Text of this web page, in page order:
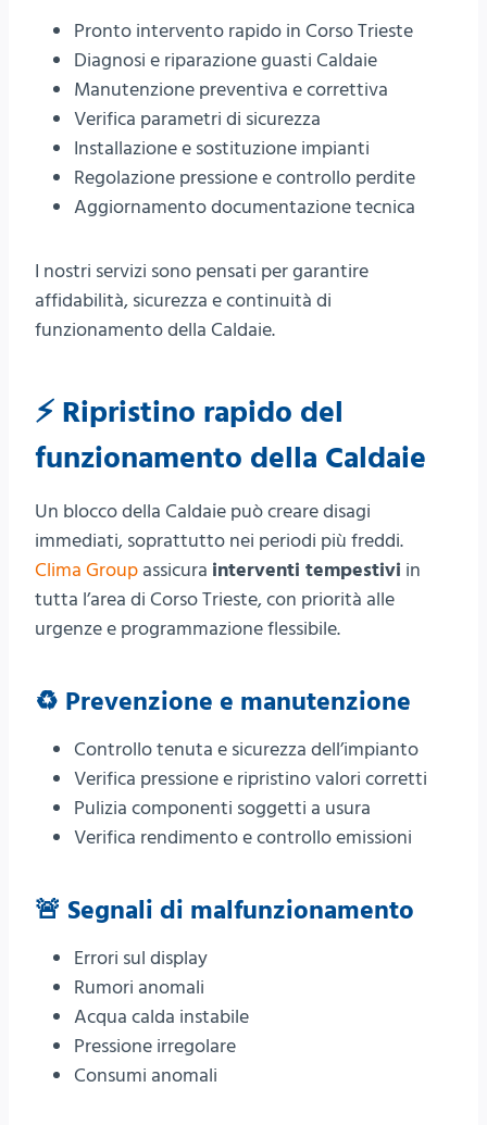
Pronto intervento rapido in Corso Trieste
Diagnosi e riparazione guasti Caldaie
Manutenzione preventiva e correttiva
Verifica parametri di sicurezza
Installazione e sostituzione impianti
Regolazione pressione e controllo perdite
Aggiornamento documentazione tecnica
I nostri servizi sono pensati per garantire
affidabilità, sicurezza e continuità di
funzionamento della Caldaie.
⚡ Ripristino rapido del
funzionamento della Caldaie
Un blocco della Caldaie può creare disagi
immediati, soprattutto nei periodi più freddi.
Clima Group assicura interventi tempestivi in
tutta l’area di Corso Trieste, con priorità alle
urgenze e programmazione flessibile.
♻️ Prevenzione e manutenzione
Controllo tenuta e sicurezza dell’impianto
Verifica pressione e ripristino valori corretti
Pulizia componenti soggetti a usura
Verifica rendimento e controllo emissioni
🚨 Segnali di malfunzionamento
Errori sul display
Rumori anomali
Acqua calda instabile
Pressione irregolare
Consumi anomali